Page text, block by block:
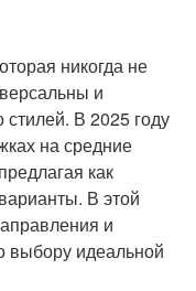
никогда не
и
В 2025 году
на средние
как
В этой
и
выбору идеальной